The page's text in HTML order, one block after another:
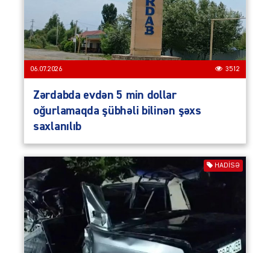
06.07.2026 3512
Zərdabda evdən 5 min dollar
oğurlamaqda şübhəli bilinən şəxs
saxlanılıb
HADISƏ